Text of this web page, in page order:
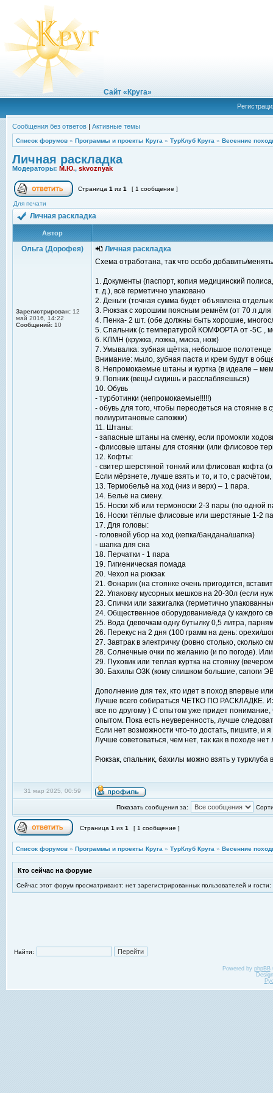
Сайт «Круга»
Сообщения без ответов | Активные темы
Список форумов » Программы и проекты Круга » ТурКлуб Круга » Весенние
Личная раскладка
Модераторы: М.Ю., skvoznyak
Страница 1 из 1 [ 1 сообщение ]
Для печати
Личная раскладка
Автор
Ольга (Дорофея)
Зарегистрирован: 12
май 2016, 14:22
Сообщений: 10
Личная раскладка
Схема отработана, так что особо добавить/
1. Документы (паспорт, копия медицинский
т. д.), всё герметично упаковано
2. Деньги (точная сумма будет объявлена
3. Рюкзак с хорошим поясным ремнём (от 70 л для
4. Пенка- 2 шт. (обе должны быть хорошие,
5. Спальник (с температурой КОМФОРТА от -5С ,
6. КЛМН (кружка, ложка, миска, нож)
7. Умывалка: зубная щётка, небольшое
Внимание: мыло, зубная паста и крем будут в
8. Непромокаемые штаны и куртка (в идеале –
9. Попник (вещь! сидишь и расслабляешься)
10. Обувь
- турботинки (непромокаемые!!!!!)
- обувь для того, чтобы переодеться на стоянке в
полиуритановые сапожки)
11. Штаны:
- запасные штаны на сменку, если промокли
- флисовые штаны для стоянки (или флисовое
12. Кофты:
- свитер шерстяной тонкий или флисовая кофта
Если мёрзнете, лучше взять и то, и то, с
13. Термобельё на ход (низ и верх) – 1 пара.
14. Бельё на смену.
15. Носки х/б или термоноски 2-3 пары (по одной
16. Носки тёплые флисовые или шерстяные 1-2
17. Для головы:
- головной убор на ход (кепка/бандана/шапка)
- шапка для сна
18. Перчатки - 1 пара
19. Гигиеническая помада
20. Чехол на рюкзак
21. Фонарик (на стоянке очень пригодится,
22. Упаковку мусорных мешков на 20-30л (если
23. Спички или зажигалка (герметично
24. Общественное оборудование/еда (у каждого
25. Вода (девочкам одну бутылку 0,5 литра,
26. Перекус на 2 дня (100 грамм на день: орехи/
27. Завтрак в электричку (ровно столько,
28. Солнечные очки по желанию (и по погоде). Или
29. Пуховик или теплая куртка на стоянку
30. Бахилы ОЗК (кому слишком большие, сапоги
Дополнение для тех, кто идет в поход впервые
Лучше всего собираться ЧЕТКО ПО РАСКЛАДКЕ.
все по другому ) С опытом уже придет понимание,
опытом. Пока есть неуверенность, лучше
Если нет возможности что-то достать, пишите, и
Лучше советоваться, чем нет, так как в походе
Рюкзак, спальник, бахилы можно взять у
31 мар 2025, 00:59
Показать сообщения за:
Страница 1 из 1 [ 1 сообщение ]
Список форумов » Программы и проекты Круга » ТурКлуб Круга » Весенние
Кто сейчас на форуме
Сейчас этот форум просматривают: нет зарегистрированных пользователей и гости:
Найти:
Powered by phpBB